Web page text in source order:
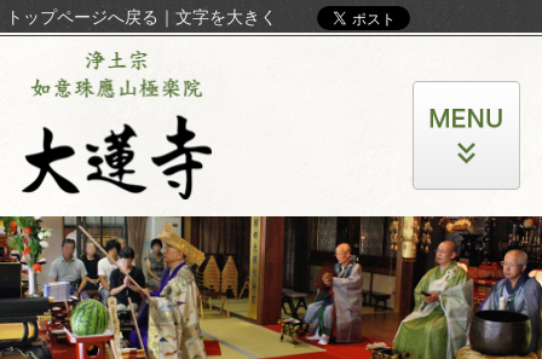
トップページへ戻る ｜ 文字を大きく